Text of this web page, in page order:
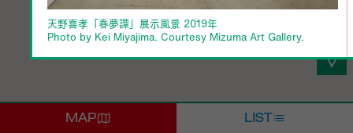
天野喜孝「春夢譚」展示風景 2019年
Photo by Kei Miyajima. Courtesy Mizuma Art Gallery.
アニメのキャラクターデザインや挿画、ビデオゲーム
デザインで知られる天野喜孝。活動の中心をファイン
MAP LIST